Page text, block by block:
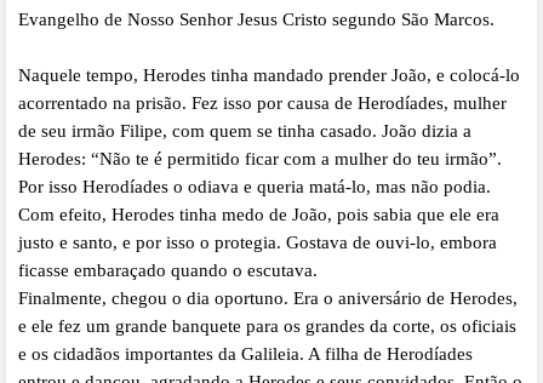
Evangelho de Nosso Senhor Jesus Cristo segundo São Marcos.
Naquele tempo, Herodes tinha mandado prender João, e colocá-lo
acorrentado na prisão. Fez isso por causa de Herodíades, mulher
de seu irmão Filipe, com quem se tinha casado. João dizia a
Herodes: “Não te é permitido ficar com a mulher do teu irmão”.
Por isso Herodíades o odiava e queria matá-lo, mas não podia.
Com efeito, Herodes tinha medo de João, pois sabia que ele era
justo e santo, e por isso o protegia. Gostava de ouvi-lo, embora
ficasse embaraçado quando o escutava.
Finalmente, chegou o dia oportuno. Era o aniversário de Herodes,
e ele fez um grande banquete para os grandes da corte, os oficiais
e os cidadãos importantes da Galileia. A filha de Herodíades